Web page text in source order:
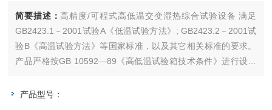
简要描述： 高精度/可程式高低温交变湿热综合试验设备 满足
GB2423.1－2001试验A《低温试验方法》; GB2423.2－2001试
验B《高温试验方法》等国家标准，以及其它相关标准的要求。
产品严格按GB 10592—89《高低温试验箱技术条件》进行设计
产品型号：